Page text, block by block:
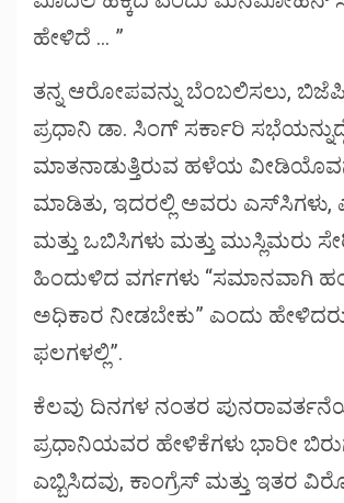
ಹೇಳಿದೆ … ”
ತನ್ನ ಆರೋಪವನ್ನು ಬೆಂಬಲಿಸಲು,
ಪ್ರಧಾನಿ ಡಾ. ಸಿಂಗ್ ಸರ್ಕಾರಿ
ಮಾತನಾಡುತ್ತಿರುವ ಹಳೆಯ
ಮಾಡಿತು, ಇದರಲ್ಲಿ ಅವರು ಎಸ್‌ಸಿಗಳು,
ಮತ್ತು ಒಬಿಸಿಗಳು ಮತ್ತು ಮುಸ್ಲಿಮರು
ಹಿಂದುಳಿದ ವರ್ಗಗಳು “ಸಮಾನವಾಗಿ
ಅಧಿಕಾರ ನೀಡಬೇಕು” ಎಂದು
ಫಲಗಳಲ್ಲಿ”.
ಕೆಲವು ದಿನಗಳ ನಂತರ
ಪ್ರಧಾನಿಯವರ ಹೇಳಿಕೆಗಳು ಭಾರೀ
ಎಬ್ಬಿಸಿದವು, ಕಾಂಗ್ರೆಸ್ ಮತ್ತು ಇತರ